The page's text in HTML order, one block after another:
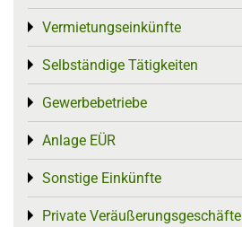
Vermietungseinkünfte
Toggle menu
Selbständige Tätigkeiten
Toggle menu
Gewerbebetriebe
Toggle menu
Anlage EÜR
Toggle menu
Sonstige Einkünfte
Toggle menu
Private Veräußerungsgeschäfte
Toggle menu